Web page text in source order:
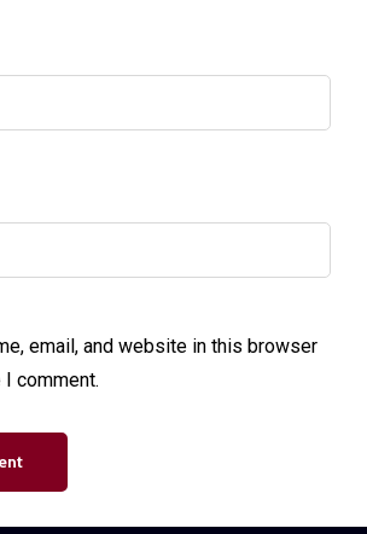
email, and website in this browser
comment.